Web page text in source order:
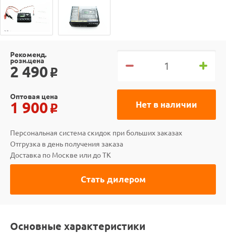
Рекоменд.
розн.цена
2 490 o
Нет в наличии
Оптовая цена
1 900 o
Персональная система скидок при больших заказах
Отгрузка в день получения заказа
Доставка по Москве или до ТК
Стать дилером
Основные характеристики